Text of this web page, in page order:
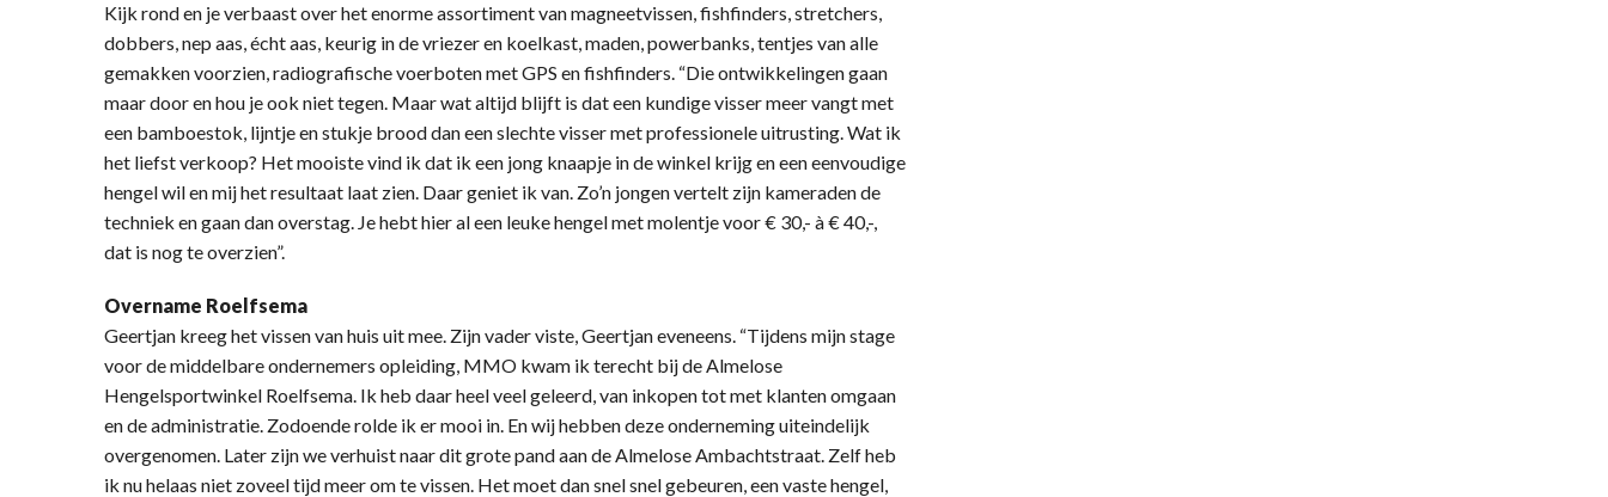
Kijk rond en je verbaast over het enorme assortiment van magneetvissen, fishfinders, stretchers,
dobbers, nep aas, écht aas, keurig in de vriezer en koelkast, maden, powerbanks, tentjes van alle
gemakken voorzien, radiografische voerboten met GPS en fishfinders. “Die ontwikkelingen gaan
maar door en hou je ook niet tegen. Maar wat altijd blijft is dat een kundige visser meer vangt met
een bamboestok, lijntje en stukje brood dan een slechte visser met professionele uitrusting. Wat ik
het liefst verkoop? Het mooiste vind ik dat ik een jong knaapje in de winkel krijg en een eenvoudige
hengel wil en mij het resultaat laat zien. Daar geniet ik van. Zo’n jongen vertelt zijn kameraden de
techniek en gaan dan overstag. Je hebt hier al een leuke hengel met molentje voor € 30,- à € 40,-,
dat is nog te overzien”.
Overname Roelfsema
Geertjan kreeg het vissen van huis uit mee. Zijn vader viste, Geertjan eveneens. “Tijdens mijn stage
voor de middelbare ondernemers opleiding, MMO kwam ik terecht bij de Almelose
Hengelsportwinkel Roelfsema. Ik heb daar heel veel geleerd, van inkopen tot met klanten omgaan
en de administratie. Zodoende rolde ik er mooi in. En wij hebben deze onderneming uiteindelijk
overgenomen. Later zijn we verhuist naar dit grote pand aan de Almelose Ambachtstraat. Zelf heb
ik nu helaas niet zoveel tijd meer om te vissen. Het moet dan snel snel gebeuren, een vaste hengel,